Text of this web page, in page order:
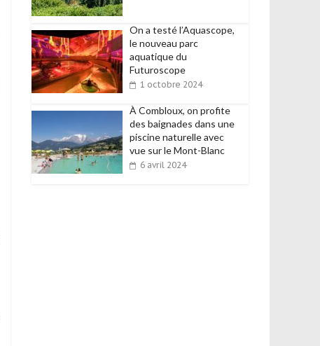
On a testé l’Aquascope,
le nouveau parc
aquatique du
Futuroscope
1 octobre 2024
À Combloux, on profite
des baignades dans une
piscine naturelle avec
vue sur le Mont-Blanc
6 avril 2024